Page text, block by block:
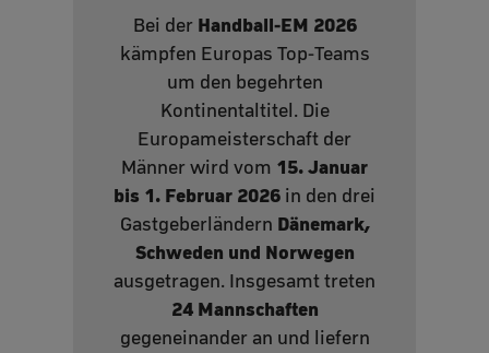
Bei der Handball‑EM 2026
kämpfen Europas Top‑Teams
um den begehrten
Kontinentaltitel. Die
Europameisterschaft der
Männer wird vom 15. Januar
bis 1. Februar 2026 in den drei
Gastgeberländern Dänemark,
Schweden und Norwegen
ausgetragen. Insgesamt treten
24 Mannschaften
gegeneinander an und liefern